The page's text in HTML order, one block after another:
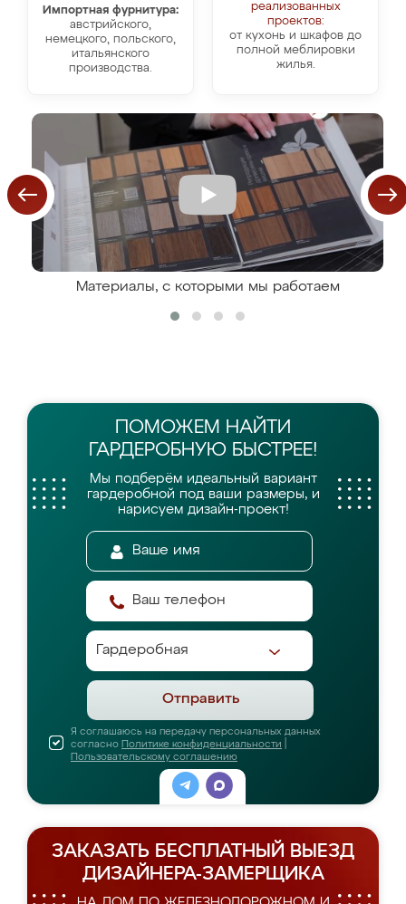
Импортная фурнитура:
австрийского,
немецкого, польского,
итальянского
производства.
реализованных
проектов:
от кухонь и шкафов до
полной меблировки
жилья.
Материалы, с которыми мы работаем
ПОМОЖЕМ НАЙТИ
ГАРДЕРОБНУЮ БЫСТРЕЕ!
Мы подберём идеальный вариант
гардеробной под ваши размеры, и
нарисуем дизайн-проект!
Отправить
Я соглашаюсь на передачу персональных данных
согласно Политике конфиденциальности
Пользовательскому соглашению
ЗАКАЗАТЬ БЕСПЛАТНЫЙ ВЫЕЗД
ДИЗАЙНЕРА-ЗАМЕРЩИКА